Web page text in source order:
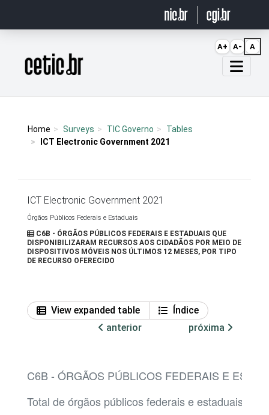
Página inicial
Home Surveys TIC Governo
Tables
ICT Electronic Government 2021
ICT Electronic Government 2021
Órgãos Públicos Federais e Estaduais
C6B - ÓRGÃOS PÚBLICOS FEDERAIS E ESTADUAIS QUE
DISPONIBILIZARAM RECURSOS AOS CIDADÃOS POR MEIO DE
DISPOSITIVOS MÓVEIS NOS ÚLTIMOS 12 MESES, POR TIPO
DE RECURSO OFERECIDO
View expanded table
Índice
anterior
próxima
C6B - ÓRGÃOS PÚBLICOS FEDERAIS E
Total de órgãos públicos federais e estaduais
A+ A- A